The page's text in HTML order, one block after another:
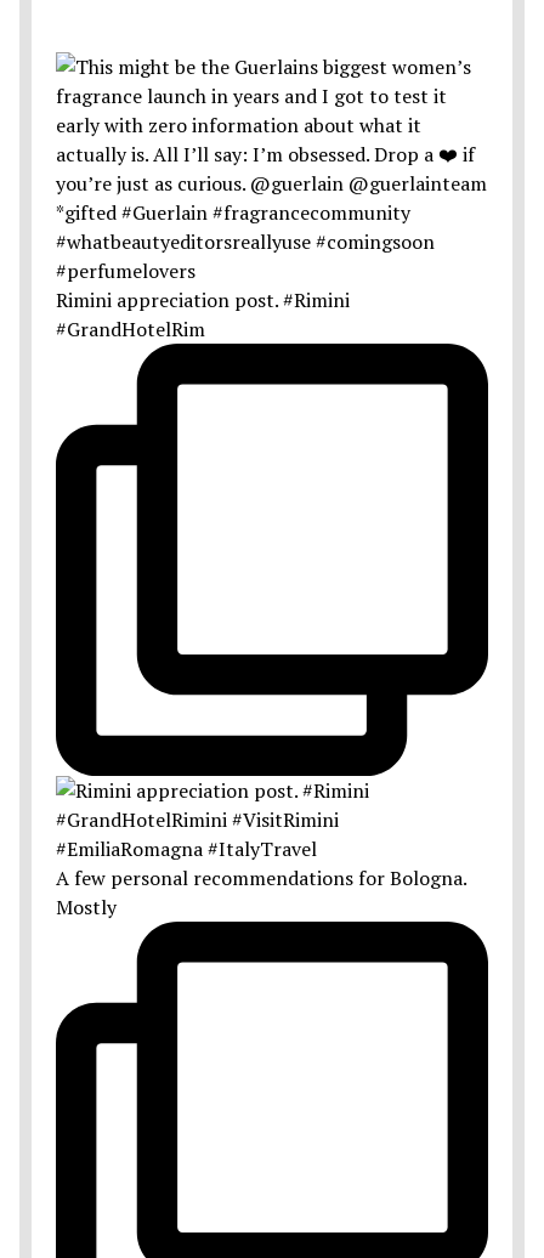
Rimini appreciation post. #Rimini
#GrandHotelRim
A few personal recommendations for Bologna.
Mostly